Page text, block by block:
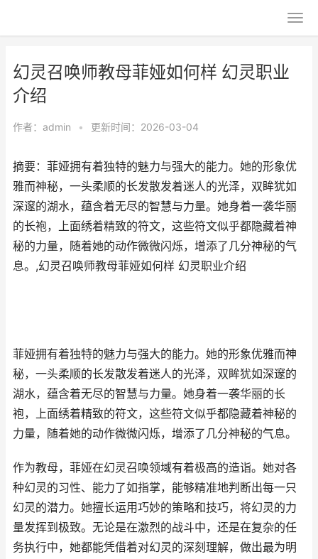
幻灵召唤师教母菲娅如何样 幻灵职业
介绍
作者： admin • 更新时间：2026-03-04
摘要：菲娅拥有着独特的魅力与强大的能力。她的形象优
雅而神秘，一头柔顺的长发散发着迷人的光泽，双眸犹如
深邃的湖水，蕴含着无尽的智慧与力量。她身着一袭华丽
的长袍，上面绣着精致的符文，这些符文似乎都隐藏着神
秘的力量，随着她的动作微微闪烁，增添了几分神秘的气
息。,幻灵召唤师教母菲娅如何样 幻灵职业介绍
菲娅拥有着独特的魅力与强大的能力。她的形象优雅而神
秘，一头柔顺的长发散发着迷人的光泽，双眸犹如深邃的
湖水，蕴含着无尽的智慧与力量。她身着一袭华丽的长
袍，上面绣着精致的符文，这些符文似乎都隐藏着神秘的
力量，随着她的动作微微闪烁，增添了几分神秘的气息。
作为教母，菲娅在幻灵召唤领域有着极高的造诣。她对各
种幻灵的习性、能力了如指掌，能够精准地判断出每一只
幻灵的潜力。她擅长运用巧妙的策略和技巧，将幻灵的力
量发挥到极致。无论是在激烈的战斗中，还是在复杂的任
务执行中，她都能凭借着对幻灵的深刻理解，做出最为明